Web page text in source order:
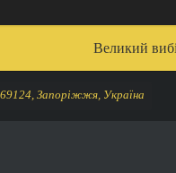
Великий
69124, Запоріжжя, Україна